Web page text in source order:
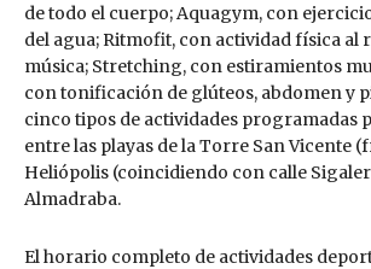
de todo el cuerpo; Aquagym, con
del agua; Ritmofit, con actividad física al
música; Stretching, con estiramientos
con tonificación de glúteos, abdomen y
cinco tipos de actividades programadas
entre las playas de la Torre San Vicente
Heliópolis (coincidiendo con calle
Almadraba.
El horario completo de actividades